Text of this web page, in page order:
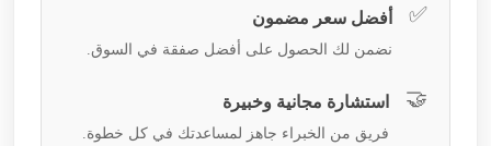
✅ أفضل سعر مضمون
نضمن لك الحصول على أفضل صفقة في السوق.
🤝 استشارة مجانية وخبيرة
فريق من الخبراء جاهز لمساعدتك في كل خطوة.